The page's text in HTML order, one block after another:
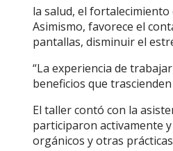
la salud, el
Asimismo, favorece el
pantallas, disminuir el
“La experiencia de
beneficios que
El taller contó con la
participaron activamente
orgánicos y otras